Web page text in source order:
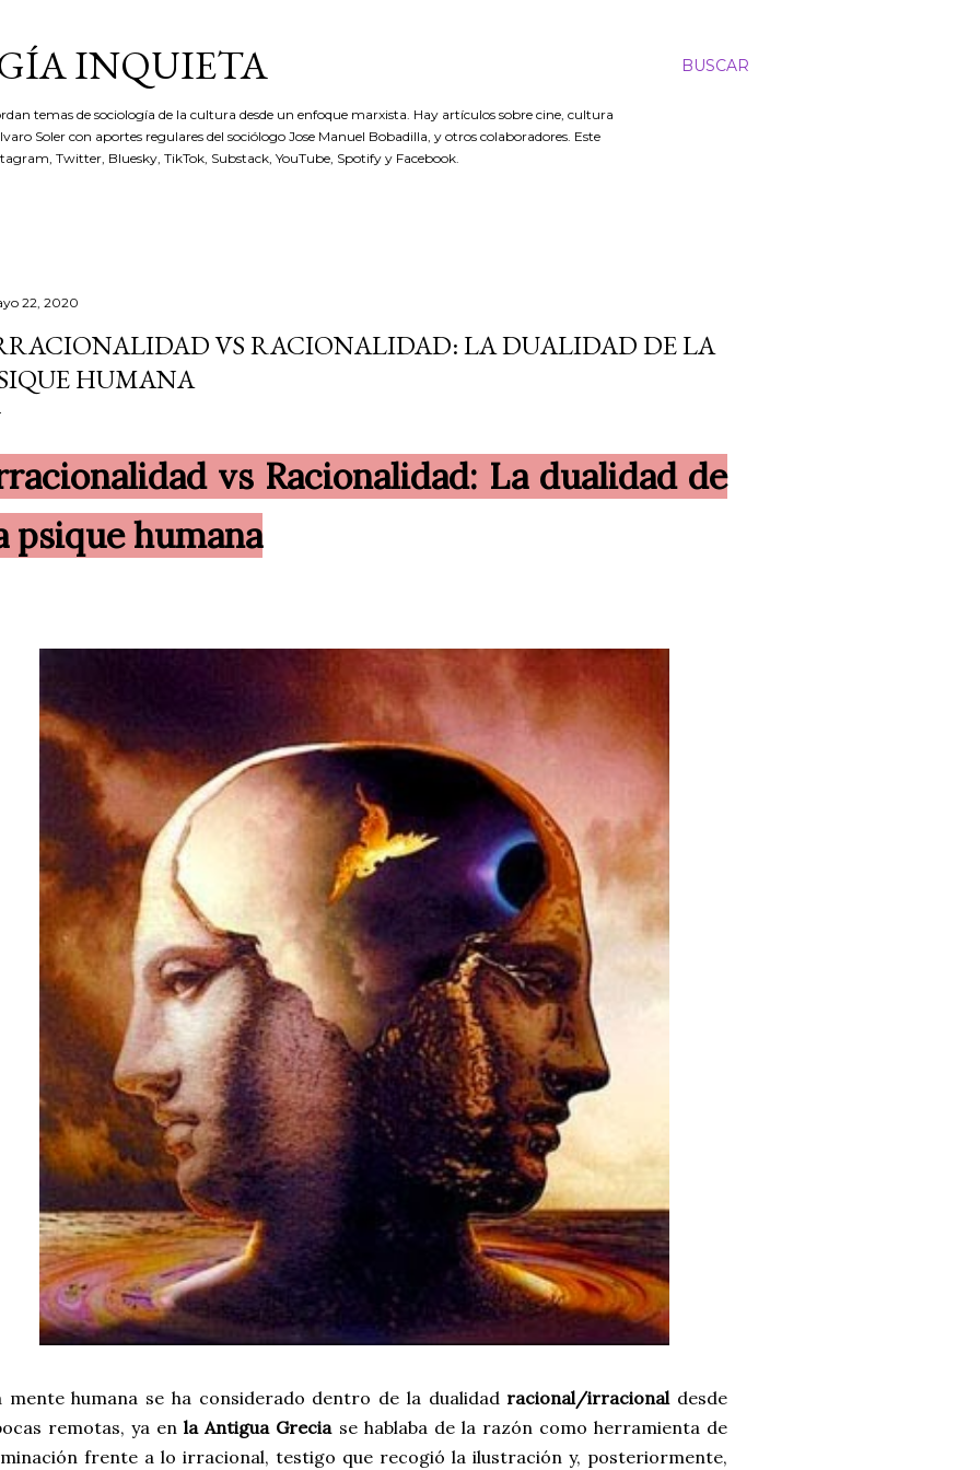
BUSCAR
INQUIETA
temas de sociología de la cultura desde un enfoque marxista. Hay artículos sobre cine, cultura
Soler con aportes regulares del sociólogo Jose Manuel Bobadilla, y otros colaboradores. Este
Twitter, Bluesky, TikTok, Substack, YouTube, Spotify y Facebook.
22, 2020
VS RACIONALIDAD: LA DUALIDAD DE LA
HUMANA
vs Racionalidad: La dualidad de
psique humana
mente humana se ha considerado dentro de la dualidad racional/irracionaldesde
remotas, ya enla Antigua Greciase hablaba de la razón como herramienta de
frente a lo irracional, testigo que recogió la ilustración y, posteriormente,